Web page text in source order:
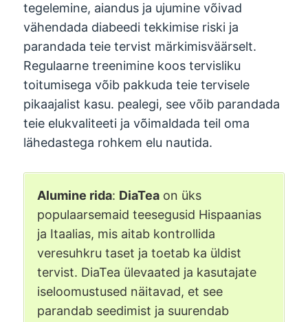
tegelemine, aiandus ja ujumine võivad
vähendada diabeedi tekkimise riski ja
parandada teie tervist märkimisväärselt.
Regulaarne treenimine koos tervisliku
toitumisega võib pakkuda teie tervisele
pikaajalist kasu. pealegi, see võib parandada
teie elukvaliteeti ja võimaldada teil oma
lähedastega rohkem elu nautida.
Alumine rida: DiaTea on üks
populaarsemaid teesegusid Hispaanias
ja Itaalias, mis aitab kontrollida
veresuhkru taset ja toetab ka üldist
tervist. DiaTea ülevaated ja kasutajate
iseloomustused näitavad, et see
parandab seedimist ja suurendab